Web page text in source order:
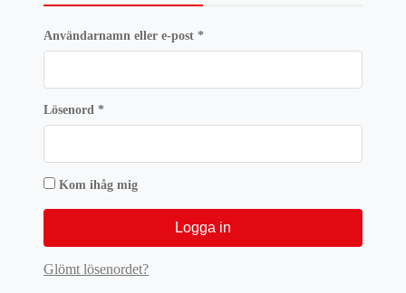
Användarnamn eller e-post *Obligatoriskt
Lösenord *Obligatoriskt
Kom ihåg mig
Logga in
Glömt lösenordet?